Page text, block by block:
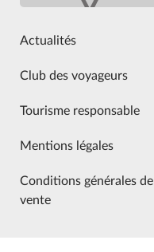
Actualités
Club des voyageurs
Tourisme responsable
Mentions légales
Conditions générales de
vente